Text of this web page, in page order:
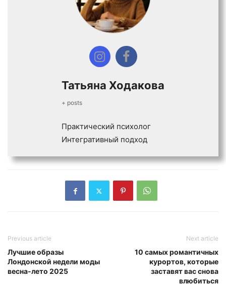
Татьяна Ходакова
+ posts
Практический психолог
Интегративный подход
Previous article
Лучшие образы
Лондонской недели моды
весна-лето 2025
Next article
10 самых романтичных
курортов, которые
заставят вас снова
влюбиться